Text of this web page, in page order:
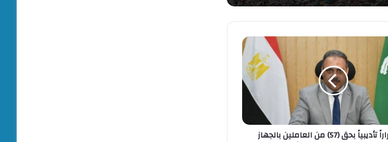
(13) قراراً تأديبياً بحق (57) من العاملين بالجهاز